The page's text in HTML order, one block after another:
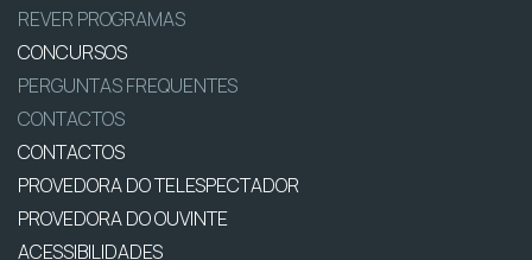
REVER PROGRAMAS
CONCURSOS
PERGUNTAS FREQUENTES
CONTACTOS
CONTACTOS
PROVEDORA DO TELESPECTADOR
PROVEDORA DO OUVINTE
ACESSIBILIDADES